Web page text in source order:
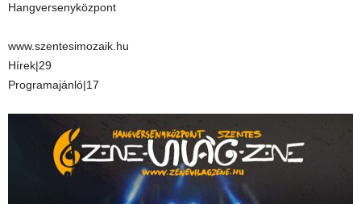
Hangversenyközpont
www.szentesimozaik.hu
Hírek|29
Programajánló|17